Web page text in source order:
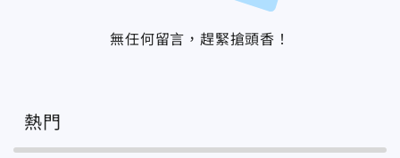
無任何留言，趕緊搶頭香！
熱門